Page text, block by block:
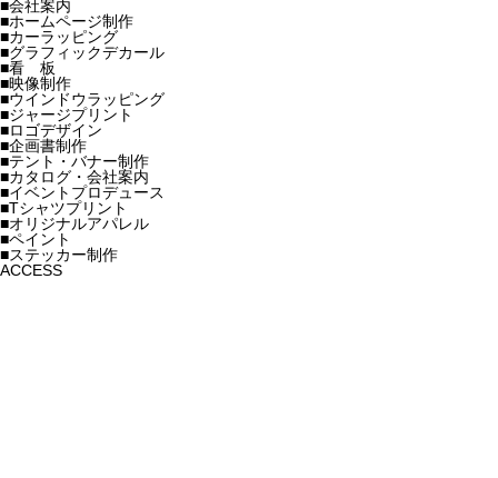
■会社案内
■ホームページ制作
■カーラッピング
■グラフィックデカール
■看 板
■映像制作
■ウインドウラッピング
■ジャージプリント
■ロゴデザイン
■企画書制作
■テント・バナー制作
■カタログ・会社案内
■イベントプロデュース
■Tシャツプリント
■オリジナルアパレル
■ペイント
■ステッカー制作
ACCESS